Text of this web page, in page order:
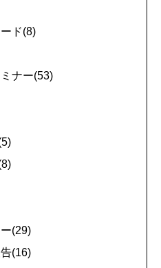
ド(8)
ナー(53)
(29)
(16)